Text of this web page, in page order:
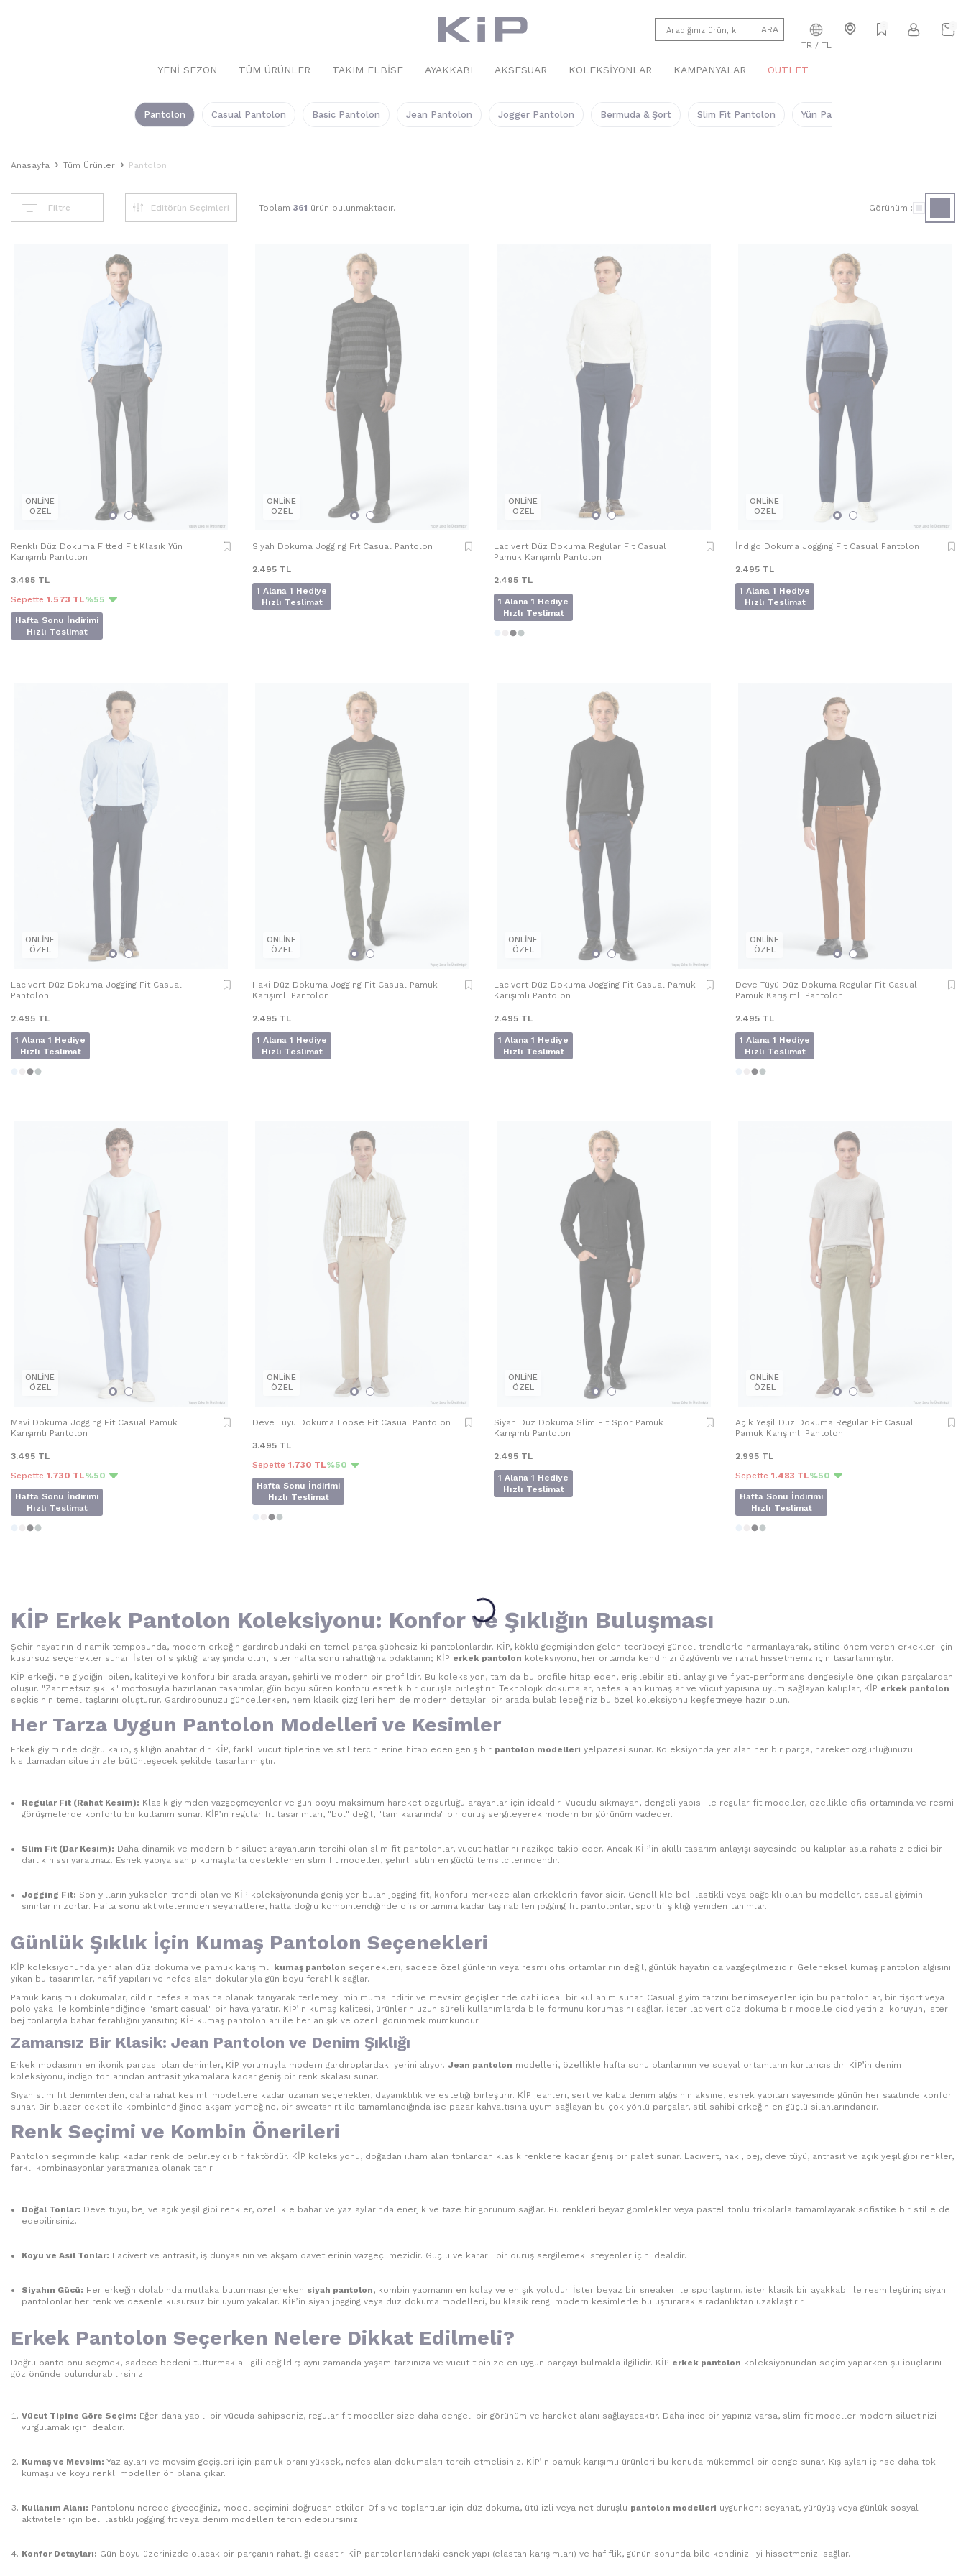
ARA
TR / TL
0 0
YENI SEZON TÜM ÜRÜNLER TAKIM ELBISE AYAKKABI AKSESUAR KOLEKSIYONLAR KAMPANYALAR OUTLET
Pantolon Casual Pantolon Basic Pantolon Jean Pantolon Jogger Pantolon Bermuda & Şort Slim Fit Pantolon Yün Pantolon
Anasayfa Tüm Ürünler Pantolon
Filtre Toplam 361 ürün bulunmaktadır. Görünüm :
ONLİNE
ÖZEL
Renkli Düz Dokuma Fitted Fit Klasik Yün
Karışımlı Pantolon
3.495 TL
Sepette 1.573 TL%55
Hafta Sonu İndirimi
Hızlı Teslimat
ONLİNE
ÖZEL
Siyah Dokuma Jogging Fit Casual Pantolon
2.495 TL
1 Alana 1 Hediye
Hızlı Teslimat
ONLİNE
ÖZEL
Lacivert Düz Dokuma Regular Fit Casual
Pamuk Karışımlı Pantolon
2.495 TL
1 Alana 1 Hediye
Hızlı Teslimat
ONLİNE
ÖZEL
İndigo Dokuma Jogging Fit Casual Pantolon
2.495 TL
1 Alana 1 Hediye
Hızlı Teslimat
ONLİNE
ÖZEL
Lacivert Düz Dokuma Jogging Fit Casual
Pantolon
2.495 TL
1 Alana 1 Hediye
Hızlı Teslimat
ONLİNE
ÖZEL
Haki Düz Dokuma Jogging Fit Casual Pamuk
Karışımlı Pantolon
2.495 TL
1 Alana 1 Hediye
Hızlı Teslimat
ONLİNE
ÖZEL
Lacivert Düz Dokuma Jogging Fit Casual Pamuk
Karışımlı Pantolon
2.495 TL
1 Alana 1 Hediye
Hızlı Teslimat
ONLİNE
ÖZEL
Deve Tüyü Düz Dokuma Regular Fit Casual
Pamuk Karışımlı Pantolon
2.495 TL
1 Alana 1 Hediye
Hızlı Teslimat
ONLİNE
ÖZEL
Mavi Dokuma Jogging Fit Casual Pamuk
Karışımlı Pantolon
3.495 TL
Sepette 1.730 TL%50
Hafta Sonu İndirimi
Hızlı Teslimat
ONLİNE
ÖZEL
Deve Tüyü Dokuma Loose Fit Casual Pantolon
3.495 TL
Sepette 1.730 TL%50
Hafta Sonu İndirimi
Hızlı Teslimat
ONLİNE
ÖZEL
Siyah Düz Dokuma Slim Fit Spor Pamuk
Karışımlı Pantolon
2.495 TL
1 Alana 1 Hediye
Hızlı Teslimat
ONLİNE
ÖZEL
Açık Yeşil Düz Dokuma Regular Fit Casual
Pamuk Karışımlı Pantolon
2.995 TL
Sepette 1.483 TL%50
Hafta Sonu İndirimi
Hızlı Teslimat
KİP Erkek Pantolon Koleksiyonu: Konfor ve Şıklığın Buluşması
Şehir hayatının dinamik temposunda, modern erkeğin gardırobundaki en temel parça şüphesiz ki pantolonlardır. KİP, köklü geçmişinden gelen tecrübeyi güncel trendlerle harmanlayarak, stiline önem veren erkekler için
kusursuz seçenekler sunar. İster ofis şıklığı arayışında olun, ister hafta sonu rahatlığına odaklanın; KİP erkek pantolon koleksiyonu, her ortamda kendinizi özgüvenli ve rahat hissetmeniz için tasarlanmıştır.
KİP erkeği, ne giydiğini bilen, kaliteyi ve konforu bir arada arayan, şehirli ve modern bir profildir. Bu koleksiyon, tam da bu profile hitap eden, erişilebilir stil anlayışı ve fiyat-performans dengesiyle öne çıkan parçalardan
oluşur. "Zahmetsiz şıklık" mottosuyla hazırlanan tasarımlar, gün boyu süren konforu estetik bir duruşla birleştirir. Teknolojik dokumalar, nefes alan kumaşlar ve vücut yapısına uyum sağlayan kalıplar, KİP erkek pantolon
seçkisinin temel taşlarını oluşturur. Gardırobunuzu güncellerken, hem klasik çizgileri hem de modern detayları bir arada bulabileceğiniz bu özel koleksiyonu keşfetmeye hazır olun.
Her Tarza Uygun Pantolon Modelleri ve Kesimler
Erkek giyiminde doğru kalıp, şıklığın anahtarıdır. KİP, farklı vücut tiplerine ve stil tercihlerine hitap eden geniş bir pantolon modelleri yelpazesi sunar. Koleksiyonda yer alan her bir parça, hareket özgürlüğünüzü
kısıtlamadan siluetinizle bütünleşecek şekilde tasarlanmıştır.
Regular Fit (Rahat Kesim): Klasik giyimden vazgeçmeyenler ve gün boyu maksimum hareket özgürlüğü arayanlar için idealdir. Vücudu sıkmayan, dengeli yapısı ile regular fit modeller, özellikle ofis ortamında ve resmi
görüşmelerde konforlu bir kullanım sunar. KİP’in regular fit tasarımları, "bol" değil, "tam kararında" bir duruş sergileyerek modern bir görünüm vadeder.
Slim Fit (Dar Kesim): Daha dinamik ve modern bir siluet arayanların tercihi olan slim fit pantolonlar, vücut hatlarını nazikçe takip eder. Ancak KİP’in akıllı tasarım anlayışı sayesinde bu kalıplar asla rahatsız edici bir
darlık hissi yaratmaz. Esnek yapıya sahip kumaşlarla desteklenen slim fit modeller, şehirli stilin en güçlü temsilcilerindendir.
Jogging Fit: Son yılların yükselen trendi olan ve KİP koleksiyonunda geniş yer bulan jogging fit, konforu merkeze alan erkeklerin favorisidir. Genellikle beli lastikli veya bağcıklı olan bu modeller, casual giyimin
sınırlarını zorlar. Hafta sonu aktivitelerinden seyahatlere, hatta doğru kombinlendiğinde ofis ortamına kadar taşınabilen jogging fit pantolonlar, sportif şıklığı yeniden tanımlar.
Günlük Şıklık İçin Kumaş Pantolon Seçenekleri
KİP koleksiyonunda yer alan düz dokuma ve pamuk karışımlı kumaş pantolon seçenekleri, sadece özel günlerin veya resmi ofis ortamlarının değil, günlük hayatın da vazgeçilmezidir. Geleneksel kumaş pantolon algısını
yıkan bu tasarımlar, hafif yapıları ve nefes alan dokularıyla gün boyu ferahlık sağlar.
Pamuk karışımlı dokumalar, cildin nefes almasına olanak tanıyarak terlemeyi minimuma indirir ve mevsim geçişlerinde dahi ideal bir kullanım sunar. Casual giyim tarzını benimseyenler için bu pantolonlar, bir tişört veya
polo yaka ile kombinlendiğinde "smart casual" bir hava yaratır. KİP’in kumaş kalitesi, ürünlerin uzun süreli kullanımlarda bile formunu korumasını sağlar. İster lacivert düz dokuma bir modelle ciddiyetinizi koruyun, ister
bej tonlarıyla bahar ferahlığını yansıtın; KİP kumaş pantolonları ile her an şık ve özenli görünmek mümkündür.
Zamansız Bir Klasik: Jean Pantolon ve Denim Şıklığı
Erkek modasının en ikonik parçası olan denimler, KİP yorumuyla modern gardıroplardaki yerini alıyor. Jean pantolon modelleri, özellikle hafta sonu planlarının ve sosyal ortamların kurtarıcısıdır. KİP’in denim
koleksiyonu, indigo tonlarından antrasit yıkamalara kadar geniş bir renk skalası sunar.
Siyah slim fit denimlerden, daha rahat kesimli modellere kadar uzanan seçenekler, dayanıklılık ve estetiği birleştirir. KİP jeanleri, sert ve kaba denim algısının aksine, esnek yapıları sayesinde günün her saatinde konfor
sunar. Bir blazer ceket ile kombinlendiğinde akşam yemeğine, bir sweatshirt ile tamamlandığında ise pazar kahvaltısına uyum sağlayan bu çok yönlü parçalar, stil sahibi erkeğin en güçlü silahlarındandır.
Renk Seçimi ve Kombin Önerileri
Pantolon seçiminde kalıp kadar renk de belirleyici bir faktördür. KİP koleksiyonu, doğadan ilham alan tonlardan klasik renklere kadar geniş bir palet sunar. Lacivert, haki, bej, deve tüyü, antrasit ve açık yeşil gibi renkler,
farklı kombinasyonlar yaratmanıza olanak tanır.
Doğal Tonlar: Deve tüyü, bej ve açık yeşil gibi renkler, özellikle bahar ve yaz aylarında enerjik ve taze bir görünüm sağlar. Bu renkleri beyaz gömlekler veya pastel tonlu trikolarla tamamlayarak sofistike bir stil elde
edebilirsiniz.
Koyu ve Asil Tonlar: Lacivert ve antrasit, iş dünyasının ve akşam davetlerinin vazgeçilmezidir. Güçlü ve kararlı bir duruş sergilemek isteyenler için idealdir.
Siyahın Gücü: Her erkeğin dolabında mutlaka bulunması gereken siyah pantolon, kombin yapmanın en kolay ve en şık yoludur. İster beyaz bir sneaker ile sporlaştırın, ister klasik bir ayakkabı ile resmileştirin; siyah
pantolonlar her renk ve desenle kusursuz bir uyum yakalar. KİP’in siyah jogging veya düz dokuma modelleri, bu klasik rengi modern kesimlerle buluşturarak sıradanlıktan uzaklaştırır.
Erkek Pantolon Seçerken Nelere Dikkat Edilmeli?
Doğru pantolonu seçmek, sadece bedeni tutturmakla ilgili değildir; aynı zamanda yaşam tarzınıza ve vücut tipinize en uygun parçayı bulmakla ilgilidir. KİP erkek pantolon koleksiyonundan seçim yaparken şu ipuçlarını
göz önünde bulundurabilirsiniz:
Vücut Tipine Göre Seçim: Eğer daha yapılı bir vücuda sahipseniz, regular fit modeller size daha dengeli bir görünüm ve hareket alanı sağlayacaktır. Daha ince bir yapınız varsa, slim fit modeller modern siluetinizi
vurgulamak için idealdir.
Kumaş ve Mevsim: Yaz ayları ve mevsim geçişleri için pamuk oranı yüksek, nefes alan dokumaları tercih etmelisiniz. KİP’in pamuk karışımlı ürünleri bu konuda mükemmel bir denge sunar. Kış ayları içinse daha tok
kumaşlı ve koyu renkli modeller ön plana çıkar.
Kullanım Alanı: Pantolonu nerede giyeceğiniz, model seçimini doğrudan etkiler. Ofis ve toplantılar için düz dokuma, ütü izli veya net duruşlu pantolon modelleri uygunken; seyahat, yürüyüş veya günlük sosyal
aktiviteler için beli lastikli jogging fit veya denim modelleri tercih edebilirsiniz.
Konfor Detayları: Gün boyu üzerinizde olacak bir parçanın rahatlığı esastır. KİP pantolonlarındaki esnek yapı (elastan karışımları) ve hafiflik, günün sonunda bile kendinizi iyi hissetmenizi sağlar.